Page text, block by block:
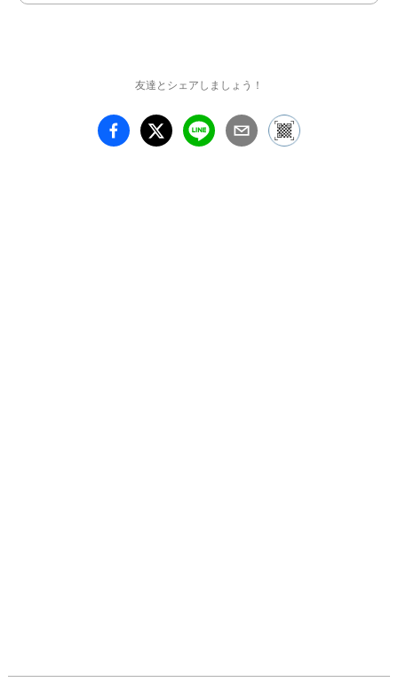
松尾の作品を特徴づける
画面全体の明るさに自然
や人間、動物の輝かしさ
友達とシェアしましょう！